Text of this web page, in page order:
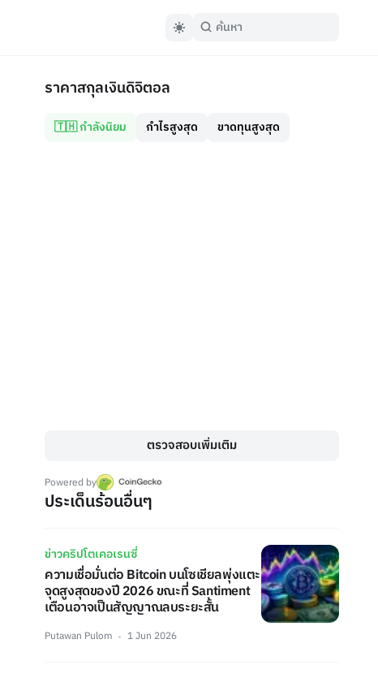
ราคาสกุลเงินดิจิตอล
🇹🇭 กำลังนิยม กำไรสูงสุด ขาดทุนสูงสุด
ตรวจสอบเพิ่มเติม
Powered by
ประเด็นร้อนอื่นๆ
ข่าวคริปโตเคอเรนซี่
ความเชื่อมั่นต่อ Bitcoin บนโซเชียลพุ่งแตะ
จุดสูงสุดของปี 2026 ขณะที่ Santiment
เตือนอาจเป็นสัญญาณลบระยะสั้น
Putawan Pulom 1 Jun 2026